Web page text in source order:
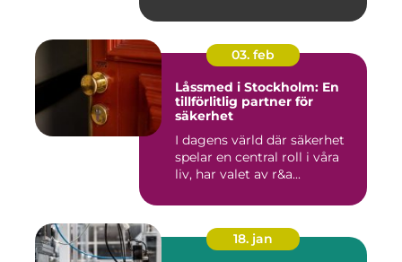
03. feb
Låssmed i Stockholm: En
tillförlitlig partner för
säkerhet
I dagens värld där säkerhet
spelar en central roll i våra
liv, har valet av r&a...
18. jan